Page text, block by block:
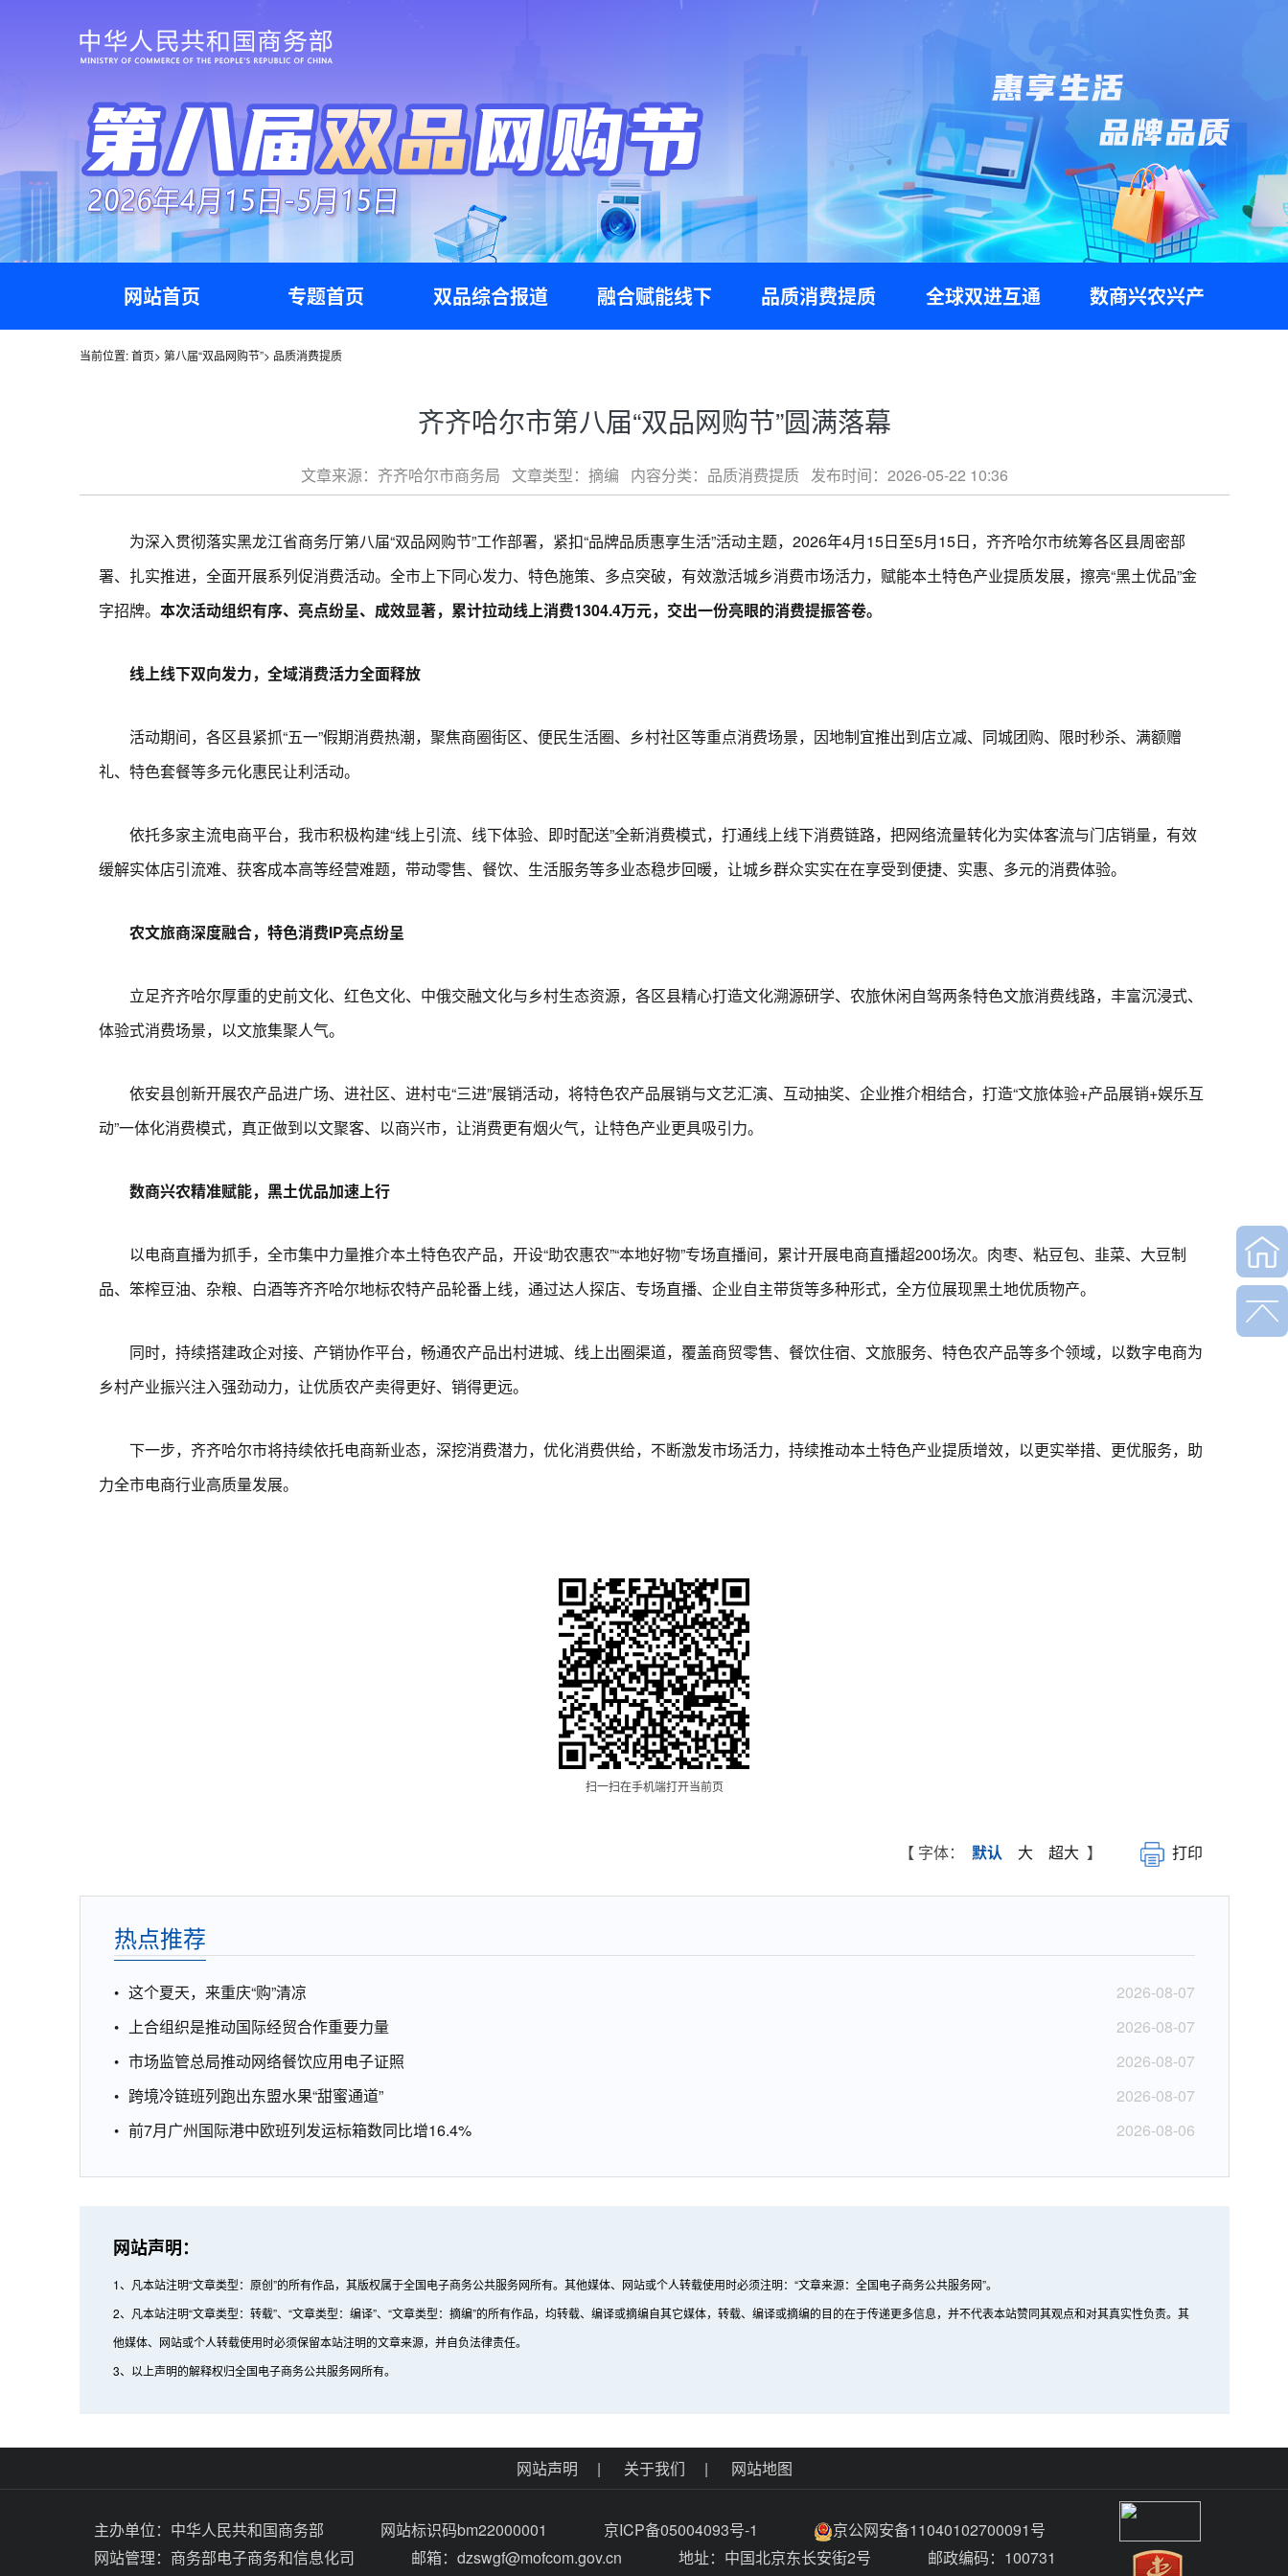
网站首页 专题首页 双品综合报道 融合赋能线下 品质消费提质 全球双进互通 数商兴农兴产
当前位置:首页> 第八届“双品网购节”> 品质消费提质
齐齐哈尔市第八届“双品网购节”圆满落幕
文章来源：齐齐哈尔市商务局 文章类型：摘编 内容分类：品质消费提质 发布时间：2026-05-22 10:36
为深入贯彻落实黑龙江省商务厅第八届“双品网购节”工作部署，紧扣“品牌品质惠享生活”活动主题，2026年4月15日至5月15日，齐齐哈尔市统筹各区县周密部
署、扎实推进，全面开展系列促消费活动。全市上下同心发力、特色施策、多点突破，有效激活城乡消费市场活力，赋能本土特色产业提质发展，擦亮“黑土优品”金
字招牌。 本次活动组织有序、亮点纷呈、成效显著，累计拉动线上消费1304.4万元，交出一份亮眼的消费提振答卷。
线上线下双向发力，全域消费活力全面释放
活动期间，各区县紧抓“五一”假期消费热潮，聚焦商圈街区、便民生活圈、乡村社区等重点消费场景，因地制宜推出到店立减、同城团购、限时秒杀、满额赠
礼、特色套餐等多元化惠民让利活动。
依托多家主流电商平台，我市积极构建“线上引流、线下体验、即时配送”全新消费模式，打通线上线下消费链路，把网络流量转化为实体客流与门店销量，有效
缓解实体店引流难、获客成本高等经营难题，带动零售、餐饮、生活服务等多业态稳步回暖，让城乡群众实实在在享受到便捷、实惠、多元的消费体验。
农文旅商深度融合，特色消费IP亮点纷呈
立足齐齐哈尔厚重的史前文化、红色文化、中俄交融文化与乡村生态资源，各区县精心打造文化溯源研学、农旅休闲自驾两条特色文旅消费线路，丰富沉浸式、
体验式消费场景，以文旅集聚人气。
依安县创新开展农产品进广场、进社区、进村屯“三进”展销活动，将特色农产品展销与文艺汇演、互动抽奖、企业推介相结合，打造“文旅体验+产品展销+娱乐互
动”一体化消费模式，真正做到以文聚客、以商兴市，让消费更有烟火气，让特色产业更具吸引力。
数商兴农精准赋能，黑土优品加速上行
以电商直播为抓手，全市集中力量推介本土特色农产品，开设“助农惠农”“本地好物”专场直播间，累计开展电商直播超200场次。肉枣、粘豆包、韭菜、大豆制
品、笨榨豆油、杂粮、白酒等齐齐哈尔地标农特产品轮番上线，通过达人探店、专场直播、企业自主带货等多种形式，全方位展现黑土地优质物产。
同时，持续搭建政企对接、产销协作平台，畅通农产品出村进城、线上出圈渠道，覆盖商贸零售、餐饮住宿、文旅服务、特色农产品等多个领域，以数字电商为
乡村产业振兴注入强劲动力，让优质农产卖得更好、销得更远。
下一步，齐齐哈尔市将持续依托电商新业态，深挖消费潜力，优化消费供给，不断激发市场活力，持续推动本土特色产业提质增效，以更实举措、更优服务，助
力全市电商行业高质量发展。
扫一扫在手机端打开当前页
【 字体： 默认 大 超大 】 打印
热点推荐
这个夏天，来重庆“购”清凉
2026-08-07
上合组织是推动国际经贸合作重要力量
2026-08-07
市场监管总局推动网络餐饮应用电子证照
2026-08-07
跨境冷链班列跑出东盟水果“甜蜜通道”
2026-08-07
前7月广州国际港中欧班列发运标箱数同比增16.4%
2026-08-06
网站声明：
1、凡本站注明“文章类型：原创”的所有作品，其版权属于全国电子商务公共服务网所有。其他媒体、网站或个人转载使用时必须注明：“文章来源：全国电子商务公共服务网”。
2、凡本站注明“文章类型：转载”、“文章类型：编译”、“文章类型：摘编”的所有作品，均转载、编译或摘编自其它媒体，转载、编译或摘编的目的在于传递更多信息，并不代表本站赞同其观点和对其真实性负责。其
他媒体、网站或个人转载使用时必须保留本站注明的文章来源，并自负法律责任。
3、以上声明的解释权归全国电子商务公共服务网所有。
网站声明 | 关于我们 | 网站地图
主办单位： 中华人民共和国商务部 网站标识码bm22000001 京ICP备05004093号-1
京公网安备11040102700091号
网站管理： 商务部电子商务和信息化司 邮箱：dzswgf@mofcom.gov.cn 地址：中国北京东长安街2号
邮政编码：100731